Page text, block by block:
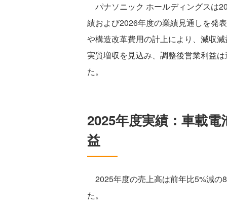
パナソニック ホールディングスは
績および2026年度の業績見通しを発
や構造改革費用の計上により、減収
実質増収を見込み、調整後営業利益
た。
2025年度実績：車載
益
2025年度の売上高は前年比5%減の
た。